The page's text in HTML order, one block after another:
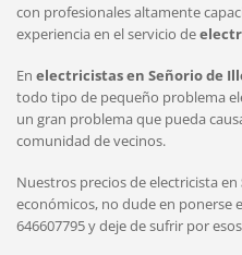
con profesionales altamente
experiencia en el servicio de
En electricistas en Señorio de
todo tipo de pequeño problema
un gran problema que pueda
comunidad de vecinos.
Nuestros precios de electricista en
económicos, no dude en ponerse
646607795 y deje de sufrir por